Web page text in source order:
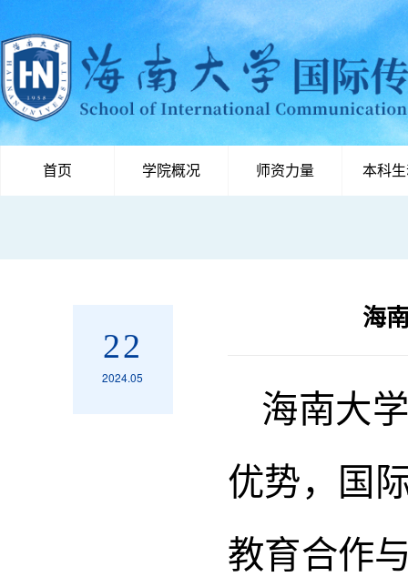
首页 学院概况 师资力量 本科
22
2024.05
海
海南大
优势，国
教育合作